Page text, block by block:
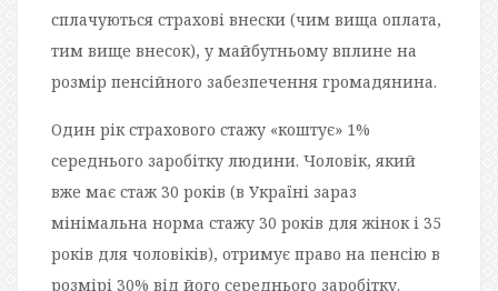
сплачуються страхові внески (чим вища оплата,
тим вище внесок), у майбутньому вплине на
розмір пенсійного забезпечення громадянина.
Один рік страхового стажу «коштує» 1%
середнього заробітку людини. Чоловік, який
вже має стаж 30 років (в Україні зараз
мінімальна норма стажу 30 років для жінок і 35
років для чоловіків), отримує право на пенсію в
розмірі 30% від його середнього заробітку.